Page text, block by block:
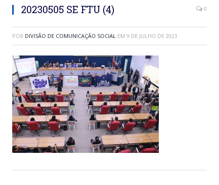
20230505 SE FTU (4) 0
POR DIVISÃO DE COMUNICAÇÃO SOCIAL EM 9 DE JULHO DE 2023